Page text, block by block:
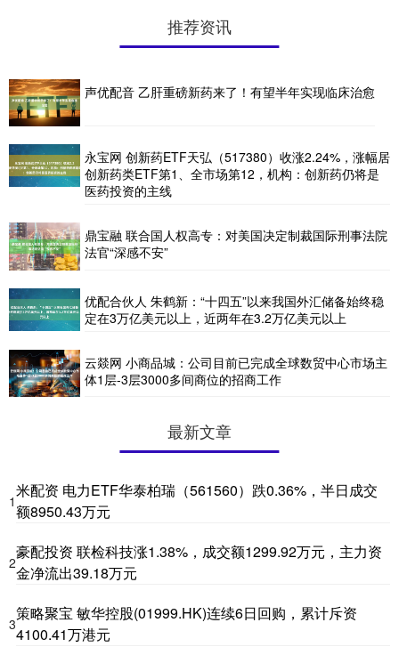
推荐资讯
声优配音 乙肝重磅新药来了！有望半年实现临床治愈
永宝网 创新药ETF天弘（517380）收涨2.24%，涨幅居
创新药类ETF第1、全市场第12，机构：创新药仍将是
医药投资的主线
鼎宝融 联合国人权高专：对美国决定制裁国际刑事法院
法官“深感不安”
优配合伙人 朱鹤新：“十四五”以来我国外汇储备始终稳
定在3万亿美元以上，近两年在3.2万亿美元以上
云燚网 小商品城：公司目前已完成全球数贸中心市场主
体1层-3层3000多间商位的招商工作
最新文章
1
米配资 电力ETF华泰柏瑞（561560）跌0.36%，半日成交
额8950.43万元
2
豪配投资 联检科技涨1.38%，成交额1299.92万元，主力资
金净流出39.18万元
3
策略聚宝 敏华控股(01999.HK)连续6日回购，累计斥资
4100.41万港元